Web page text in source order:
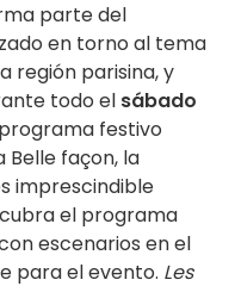
parte del
en torno al tema
región parisina, y
todo el sábado
festivo
Belle façon, la
imprescindible
el programa
escenarios en el
para el evento. Les